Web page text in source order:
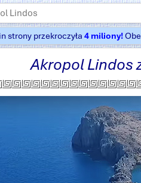
Lindos
strony przekroczyła 4 miliony!
Akropol Lindos